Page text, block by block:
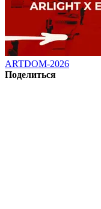
ARTDOM-2026
Поделиться